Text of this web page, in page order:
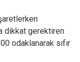
dikkat gerektiren
odaklanarak sıfır